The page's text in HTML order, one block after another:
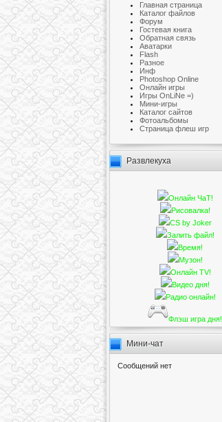
Главная страница
Каталог файлов
Форум
Гостевая книга
Обратная связь
Аватарки
Flash
Разное
Инф
Photoshop Online
Онлайн игры
Игры OnLiNe =)
Мини-игры
Каталог сайтов
Фотоальбомы
Cтраница флеш игр
Развлекуха
Онлайн ЧаТ!
Рисовалка!
CS by Joker
Залить файл!
Время!
Музон!
Онлайн TV!
Видео дня!
Радио онлайн!
Флэш игра дня!
Мини-чат